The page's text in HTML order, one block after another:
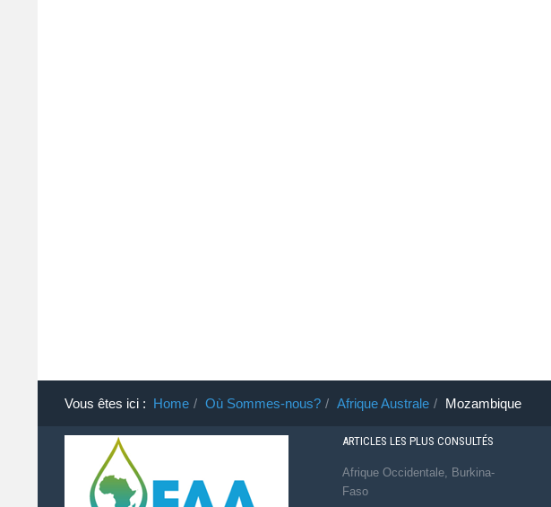
Vous êtes ici : Home Où Sommes-nous? Afrique Australe Mozambique
ARTICLES LES PLUS CONSULTÉS
Afrique Occidentale, Burkina-
Faso